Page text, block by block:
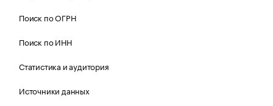
Поиск по ОГРН
Поиск по ИНН
Статистика и аудитория
Источники данных